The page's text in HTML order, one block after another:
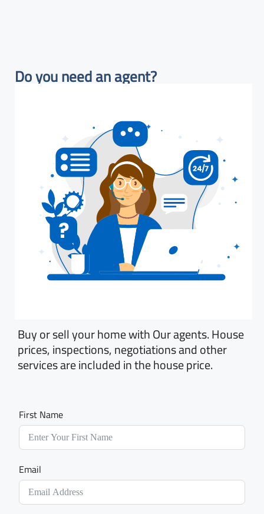
Do you need an agent?​
Buy or sell your home with Our agents. House
prices, inspections, negotiations and other
services are included in the house price.
First Name
Email